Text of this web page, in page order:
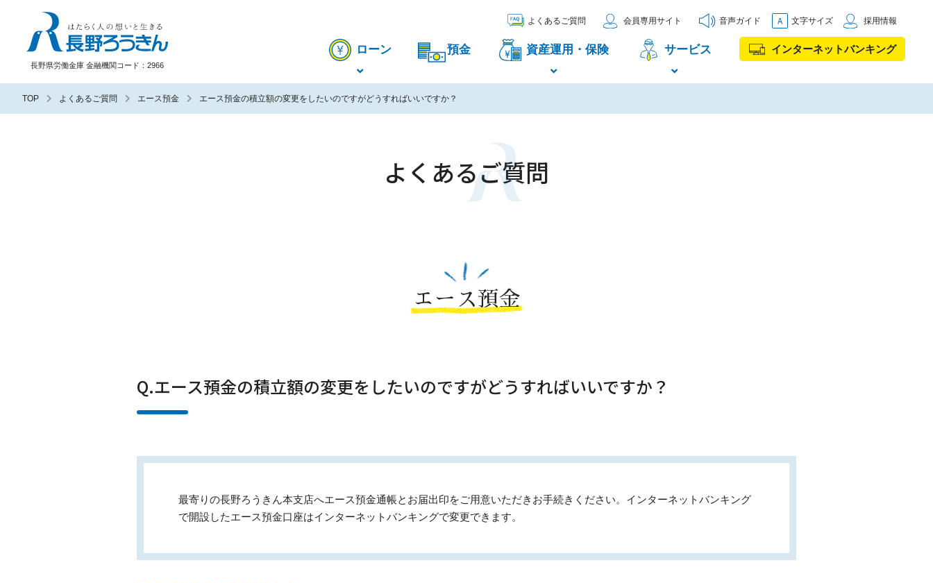
長野県労働金庫 金融機関コード：2966
ローン 預金 資産運用・保険 サービス インターネットバンキング
よくあるご質問 会員専用サイト 音声ガイド 文字サイズ 採用情報
TOP よくあるご質問 エース預金 エース預金の積立額の変更をしたいのですがどうすればいいですか？
よくあるご質問
エース預金
Q.エース預金の積立額の変更をしたいのですがどうすればいいですか？
最寄りの長野ろうきん本支店へエース預金通帳とお届出印をご用意いただきお手続きください。インターネットバンキング
で開設したエース預金口座はインターネットバンキングで変更できます。